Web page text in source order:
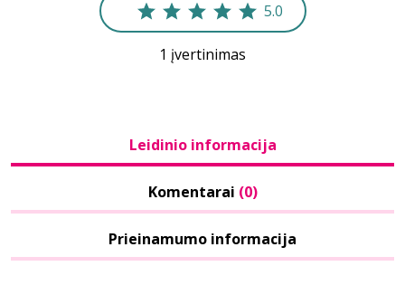
5.0
1 įvertinimas
Leidinio informacija
Komentarai (0)
Prieinamumo informacija